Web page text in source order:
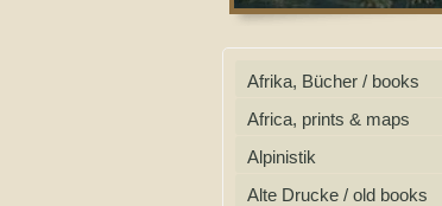
Afrika, Bücher / books
Africa, prints & maps
Alpinistik
Alte Drucke / old books